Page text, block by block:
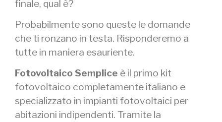
finale, qual è?
Probabilmente sono queste le domande
che ti ronzano in testa. Risponderemo a
tutte in maniera esauriente.
Fotovoltaico Semplice è il primo kit
fotovoltaico completamente italiano e
specializzato in impianti fotovoltaici per
abitazioni indipendenti. Tramite la